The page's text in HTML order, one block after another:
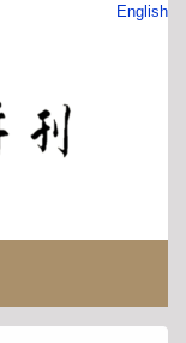
English